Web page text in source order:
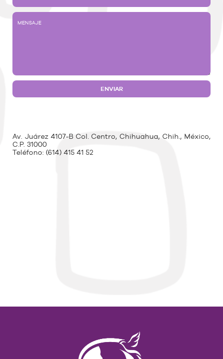
Av. Juárez 4107-B Col. Centro, Chihuahua, Chih., México,
C.P. 31000
Teléfono: (614) 415 41 52